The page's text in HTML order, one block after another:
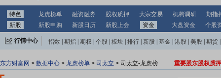
特色 龙虎榜单 融资融券 股权质押 大宗交易 机构调研
期指
新股
新股申购 新股日历 新股上会 资金 大盘资金 个股
行情中心 指数 期指 期权 个股 板块 排行 新股 基金 港股 美股 期货
东方财富网 > 数据中心 > 龙虎榜单 > 司太立 > 司太立-龙虎榜 重要股东股权质